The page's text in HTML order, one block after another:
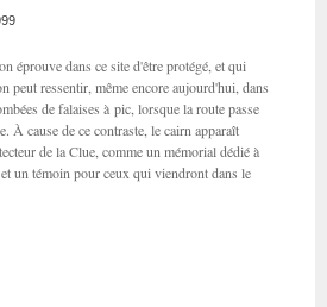
éprouve dans ce site d'être protégé, et qui
peut ressentir, même encore aujourd'hui, dans
de falaises à pic, lorsque la route passe
À cause de ce contraste, le cairn apparaît
de la Clue, comme un mémorial dédié à
un témoin pour ceux qui viendront dans le